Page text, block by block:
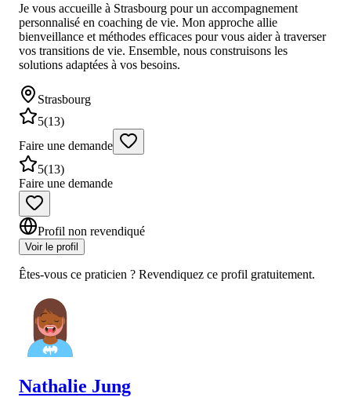
Je vous accueille à Strasbourg pour un accompagnement
personnalisé en coaching de vie. Mon approche allie
bienveillance et méthodes efficaces pour vous aider à traverser
vos transitions de vie. Ensemble, nous construisons les
solutions adaptées à vos besoins.
Strasbourg
5(13)
Faire une demande
5(13)
Faire une demande
Profil non revendiqué
Voir le profil
Êtes-vous ce praticien ? Revendiquez ce profil gratuitement.
Nathalie Jung